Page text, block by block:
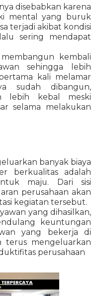
disebabkan karena
mental yang buruk
terjadi akibat kondisi
sering mendapat
kembali
sehingga lebih
kali melamar
sudah dibangun,
lebih kebal meski
selama melakukan
banyak biaya
berkualitas adalah
maju. Dari sisi
perusahaan akan
kegiatan tersebut.
yang dihasilkan,
keuntungan
yang bekerja di
terus mengeluarkan
perusahaan